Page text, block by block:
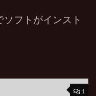
フトがインスト
1